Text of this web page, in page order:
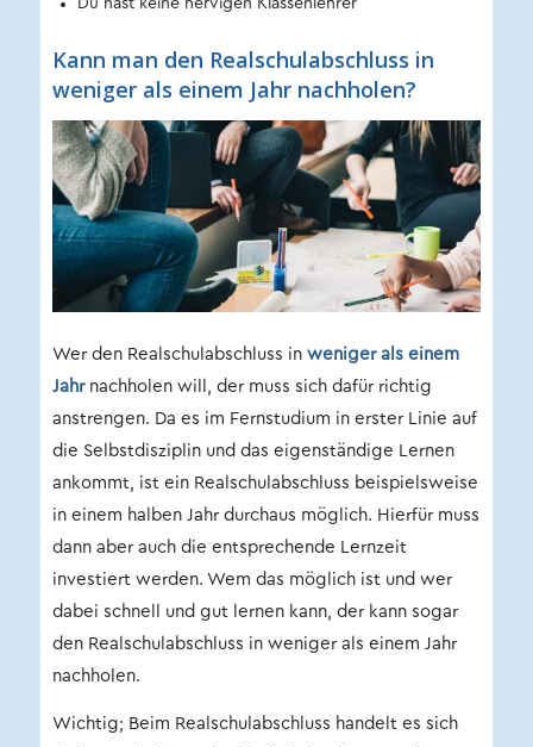
Kann man den Realschulabschluss in
weniger als einem Jahr nachholen?
Wer den Realschulabschluss in weniger als einem
Jahrnachholen will, der muss sich dafür richtig
anstrengen. Da es im Fernstudium in erster Linie auf
die Selbstdisziplin und das eigenständige Lernen
ankommt, ist ein Realschulabschluss beispielsweise
in einem halben Jahr durchaus möglich. Hierfür muss
dann aber auch die entsprechende Lernzeit
investiert werden. Wem das möglich ist und wer
dabei schnell und gut lernen kann, der kann sogar
den Realschulabschluss in weniger als einem Jahr
nachholen.
Wichtig; Beim Realschulabschluss handelt es sich